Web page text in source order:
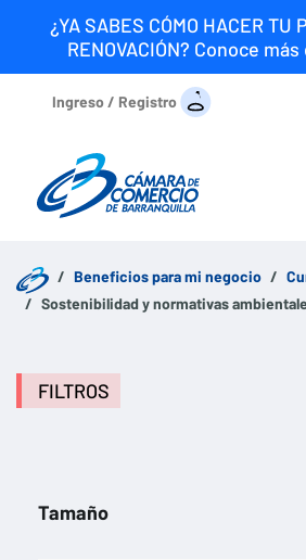
¿YA SABES CÓMO HACER TU
RENOVACIÓN? Conoce
Ingreso / Registro
Beneficios para mi negocio
Sostenibilidad y normativas
FILTROS
Tamaño